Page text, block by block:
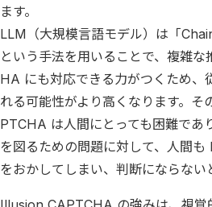
ます。
LLM（大規模言語モデル）は「
という手法を用いることで、複雑
HA にも対応できる力がつくため、
れる可能性がより高くなります。そ
PTCHA は人間にとっても困難であ
を図るための問題に対して、人間
をおかしてしまい、判断にならない